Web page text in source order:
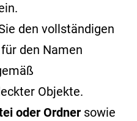
den vollständigen
den Namen
Objekte.
oder Ordner sowie